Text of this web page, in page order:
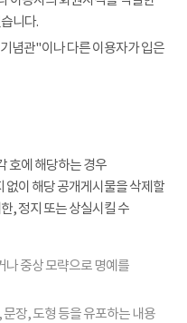
니다.
념관"이나 다른 이용자가 입은
호에 해당하는 경우
이 해당 공개게시물을 삭제할
, 정지 또는 상실시킬 수
나 중상 모략으로 명예를
장, 도형 등을 유포하는 내용